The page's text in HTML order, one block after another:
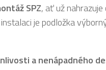
SPZ, ať už
je podložka
a nenápadného